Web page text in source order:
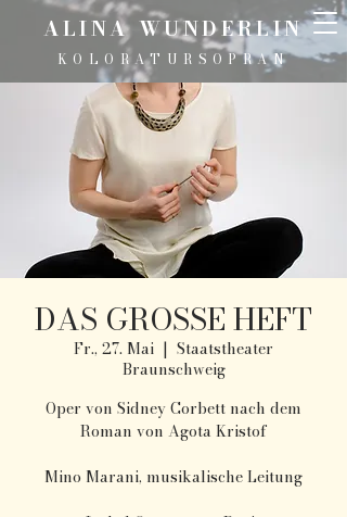
ALINA WUNDERLIN
KOLORATURSOPRAN
DAS GROSSE HEFT
Fr., 27. Mai
  |
Staatstheater
Braunschweig
Oper von Sidney Corbett nach dem
Roman von Agota Kristof
Mino Marani, musikalische Leitung